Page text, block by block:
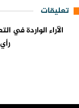
تعليقات
الآراء الواردة في